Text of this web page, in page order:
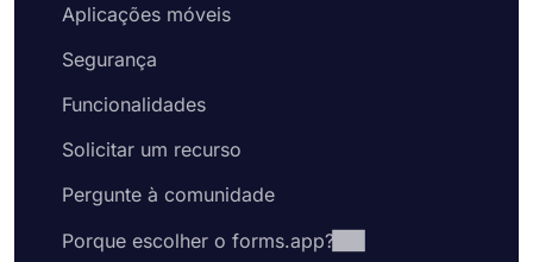
Aplicações móveis
Segurança
Funcionalidades
Solicitar um recurso
Pergunte à comunidade
Porque escolher o forms.app?